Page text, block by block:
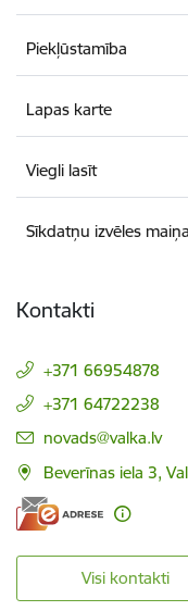
Piekļūstamība
Lapas karte
Viegli lasīt
Sīkdatņu izvēles maiņa
Kontakti
+371 66954878
+371 64722238
E-pasts:
novads@valka.lv
Beverīnas iela 3,
Visi kontakti